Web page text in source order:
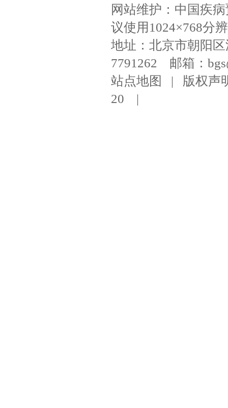
网站维护：中国疾
议使用1024×768分
地址：北京市朝阳
7791262 邮箱：
站点地图
| 版权声
20 |